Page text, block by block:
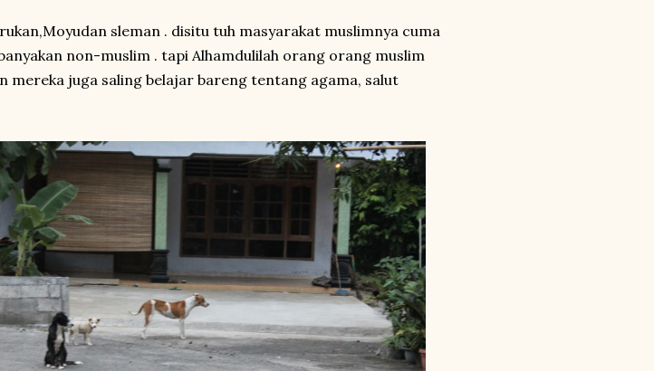
sleman . disitu tuh masyarakat muslimnya cuma
non-muslim . tapi Alhamdulilah orang orang muslim
mereka juga saling belajar bareng tentang agama, salut